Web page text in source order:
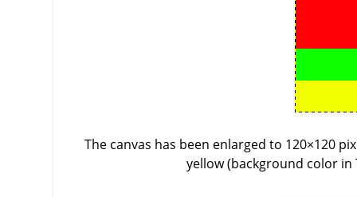
The canvas has been enlarged to 120×120
yellow (background color